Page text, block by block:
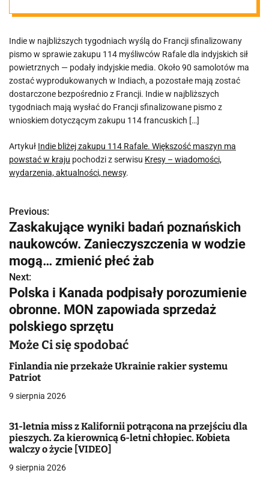
maszyn ma
powstać w kraju
Indie w najbliższych tygodniach wyślą do Francji sfinalizowany
pismo w sprawie zakupu 114 myśliwców Rafale dla indyjskich sił
powietrznych — podały indyjskie media. Około 90 samolotów ma
zostać wyprodukowanych w Indiach, a pozostałe mają zostać
dostarczone bezpośrednio z Francji. Indie w najbliższych
tygodniach mają wysłać do Francji sfinalizowane pismo z
wnioskiem dotyczącym zakupu 114 francuskich […]
Artykuł Indie bliżej zakupu 114 Rafale. Większość maszyn ma
powstać w kraju pochodzi z serwisu Kresy – wiadomości,
wydarzenia, aktualności, newsy.
N
a
w
i
g
a
c
j
a
w
p
i
Previous:
Zaskakujące wyniki badań poznańskich
naukowców. Zanieczyszczenia w wodzie
mogą… zmienić płeć żab
Next:
Polska i Kanada podpisały porozumienie
obronne. MON zapowiada sprzedaż
polskiego sprzętu
Może Ci się spodobać
Finlandia nie przekaże Ukrainie rakier systemu
Patriot
9 sierpnia 2026
31-letnia miss z Kalifornii potrącona na przejściu dla
pieszych. Za kierownicą 6-letni chłopiec. Kobieta
walczy o życie [VIDEO]
9 sierpnia 2026